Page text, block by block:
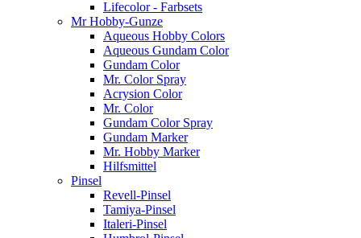
Lifecolor - Farbsets
Mr Hobby-Gunze
Aqueous Hobby Colors
Aqueous Gundam Color
Gundam Color
Mr. Color Spray
Acrysion Color
Mr. Color
Gundam Color Spray
Gundam Marker
Mr. Hobby Marker
Hilfsmittel
Pinsel
Revell-Pinsel
Tamiya-Pinsel
Italeri-Pinsel